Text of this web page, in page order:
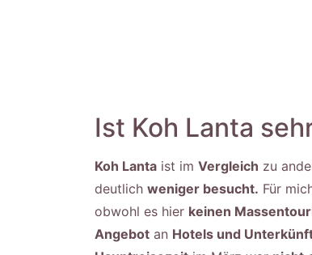
Ist Koh Lanta
Koh Lanta ist im Vergleich zu
deutlich weniger besucht. Für
obwohl es hier keinen
Angebot an Hotels und